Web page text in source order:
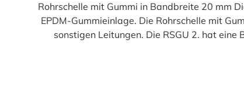
Rohrschelle mit Gummi in Bandbreite 20 mm
EPDM-Gummieinlage. Die Rohrschelle mit
sonstigen Leitungen. Die RSGU 2. hat